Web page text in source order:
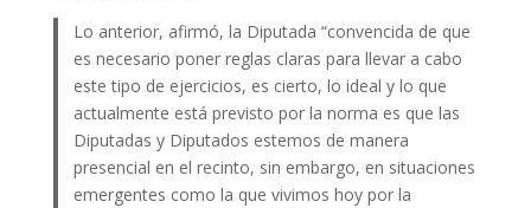
Lo anterior, afirmó, la Diputada “convencida de que
es necesario poner reglas claras para llevar a cabo
este tipo de ejercicios, es cierto, lo ideal y lo que
actualmente está previsto por la norma es que las
Diputadas y Diputados estemos de manera
presencial en el recinto, sin embargo, en situaciones
emergentes como la que vivimos hoy por la